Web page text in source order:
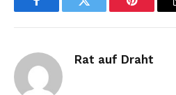
FacebookTwitter Pinterest
Rat auf Draht